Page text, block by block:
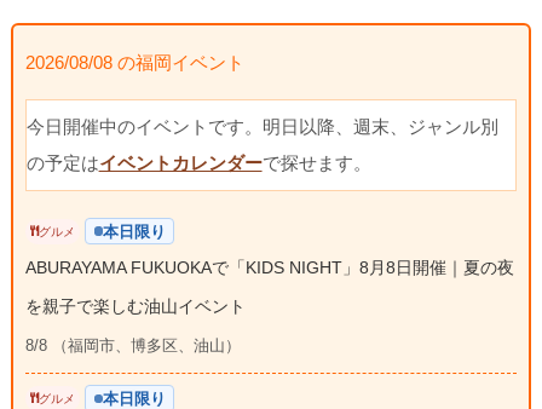
2026/08/08 の福岡イベント
今日開催中のイベントです。明日以降、週末、ジャンル別
の予定はイベントカレンダーで探せます。
グルメ 本日限り
ABURAYAMA FUKUOKAで「KIDS NIGHT」8月8日開催｜夏の夜
を親子で楽しむ油山イベント
8/8 （福岡市、博多区、油山）
グルメ 本日限り